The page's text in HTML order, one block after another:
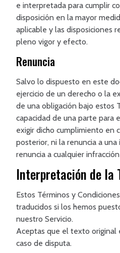
e interpretada para cumplir
disposición en la mayor
aplicable y las disposiciones
pleno vigor y efecto.
Renuncia
Salvo lo dispuesto en este
ejercicio de un derecho o la
de una obligación bajo estos
capacidad de una parte para
exigir dicho cumplimiento en
posterior, ni la renuncia a
renuncia a cualquier
Interpretación de la
Estos Términos y
traducidos si los hemos
nuestro Servicio.
Aceptas que el texto original
caso de disputa.